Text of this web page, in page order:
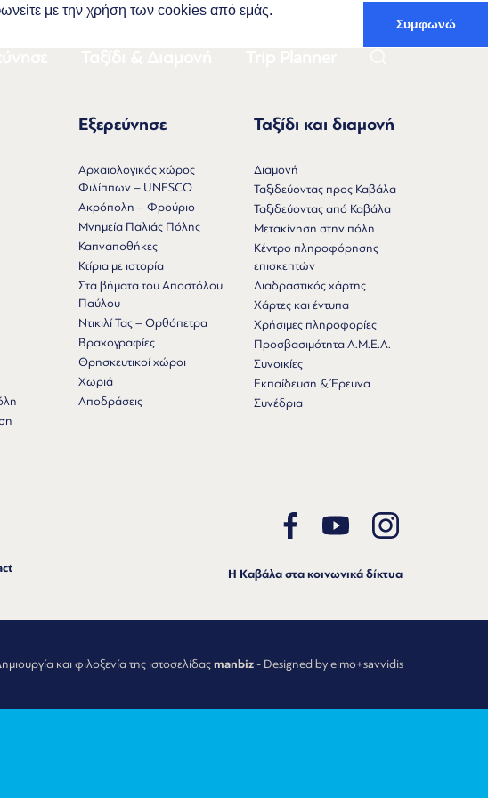
με την χρήση των cookies από εμάς.
Συμφωνώ
Εξερεύνησε
Αρχαιολογικός χώρος
Φιλίππων – UNESCO
Ακρόπολη – Φρούριο
Μνημεία Παλιάς Πόλης
Καπναποθήκες
Κτίρια με ιστορία
Στα βήματα του Αποστόλου
Παύλου
Ντικιλί Τας – Ορθόπετρα
Βραχογραφίες
Θρησκευτικοί χώροι
Χωριά
Αποδράσεις
Ταξίδι και διαμονή
Διαμονή
Ταξιδεύοντας προς Καβάλα
Ταξιδεύοντας από Καβάλα
Μετακίνηση στην πόλη
Κέντρο πληροφόρησης
επισκεπτών
Διαδραστικός χάρτης
Χάρτες και έντυπα
Χρήσιμες πληροφορίες
Προσβασιμότητα Α.Μ.Ε.Α.
Συνοικίες
Εκπαίδευση & Έρευνα
Συνέδρια
Η Καβάλα στα κοινωνικά δίκτυα
και φιλοξενία της ιστοσελίδας manbiz- Designed by elmo+savvidis